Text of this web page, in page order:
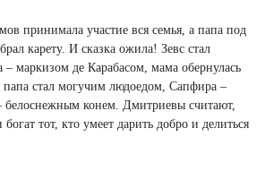
принимала участие вся семья, а папа под
карету. И сказка ожила! Зевс стал
маркизом де Карабасом, мама обернулась
стал могучим людоедом, Сапфира –
белоснежным конем. Дмитриевы считают,
тот, кто умеет дарить добро и делиться